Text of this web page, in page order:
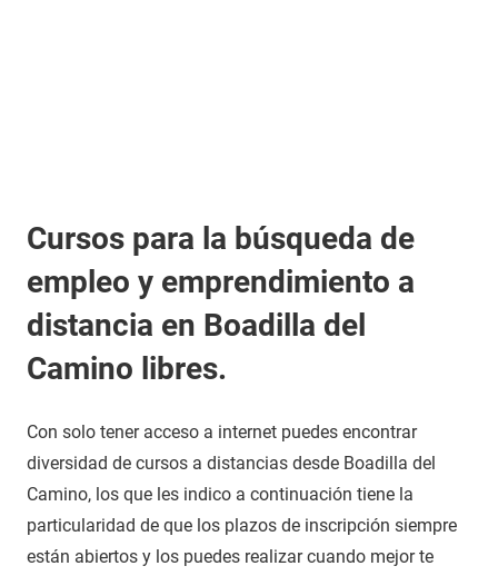
Cursos para la búsqueda de
empleo y emprendimiento a
distancia en Boadilla del
Camino libres.
Con solo tener acceso a internet puedes encontrar
diversidad de cursos a distancias desde Boadilla del
Camino, los que les indico a continuación tiene la
particularidad de que los plazos de inscripción siempre
están abiertos y los puedes realizar cuando mejor te